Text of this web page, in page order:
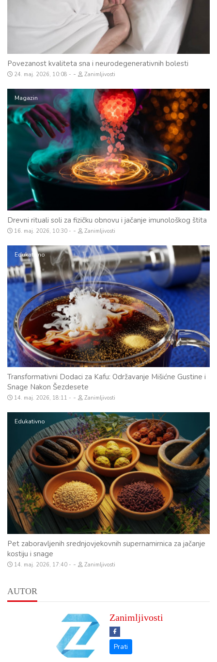
Povezanost kvaliteta sna i neurodegenerativnih bolesti
24. maj. 2026, 10:08 - Zanimljivosti
Magazin
Drevni rituali soli za fizičku obnovu i jačanje imunološkog štita
16. maj. 2026, 10:30 - Zanimljivosti
Edukativno
Transformativni Dodaci za Kafu: Održavanje Mišićne Gustine i
Snage Nakon Šezdesete
14. maj. 2026, 18:11 - Zanimljivosti
Edukativno
Pet zaboravljenih srednjovjekovnih supernamirnica za jačanje
kostiju i snage
14. maj. 2026, 17:40 - Zanimljivosti
AUTOR
Zanimljivosti